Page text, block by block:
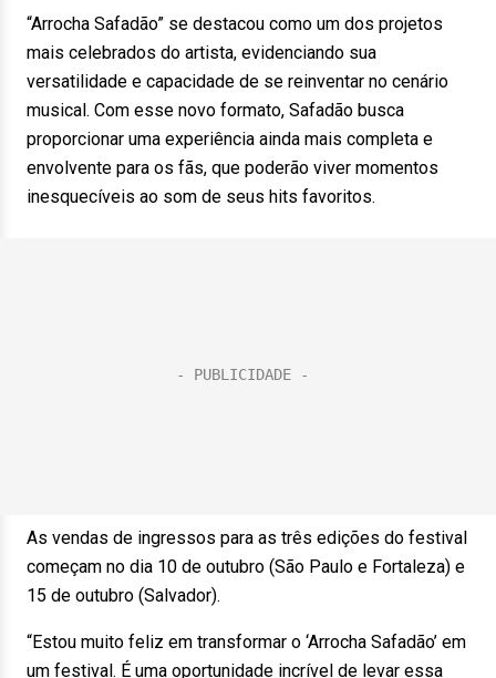
“Arrocha Safadão” se destacou como um dos projetos
mais celebrados do artista, evidenciando sua
versatilidade e capacidade de se reinventar no cenário
musical. Com esse novo formato, Safadão busca
proporcionar uma experiência ainda mais completa e
envolvente para os fãs, que poderão viver momentos
inesquecíveis ao som de seus hits favoritos.
As vendas de ingressos para as três edições do festival
começam no dia 10 de outubro (São Paulo e Fortaleza) e
15 de outubro (Salvador).
“Estou muito feliz em transformar o ‘Arrocha Safadão’ em
um festival. É uma oportunidade incrível de levar essa